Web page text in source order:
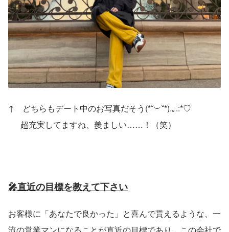
↑　どちらもデート中のお写真だそう(*˘︶˘*).｡.:*♡
超充実してますね、羨ましい……！（笑）
🎤直近の目標を教えて下さい
お客様に「あなたで良かった」と喜んで貰えるような、一
流の営業マンになることが直近の目標であり、この会社で